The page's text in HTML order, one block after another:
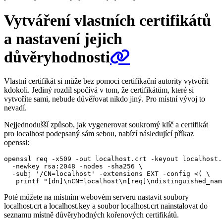
Vytváření vlastních certifikátů
a nastavení jejich
důvěryhodnosti
Vlastní certifikát si může bez pomoci certifikační autority vytvořit
kdokoli. Jediný rozdíl spočívá v tom, že certifikátům, které si
vytvoříte sami, nebude důvěřovat nikdo jiný. Pro místní vývoj to
nevadí.
Nejjednodušší způsob, jak vygenerovat soukromý klíč a certifikát
pro localhost podepsaný sám sebou, nabízí následující příkaz
openssl:
openssl req -x509 -out localhost.crt -keyout
  -newkey rsa:2048 -nodes -sha256 \
  -subj '/CN=localhost' -extensions EXT -config <( \
Poté můžete na místním webovém serveru nastavit soubory
localhost.crt a localhost.key a soubor localhost.crt nainstalovat do
seznamu místně důvěryhodných kořenových certifikátů.